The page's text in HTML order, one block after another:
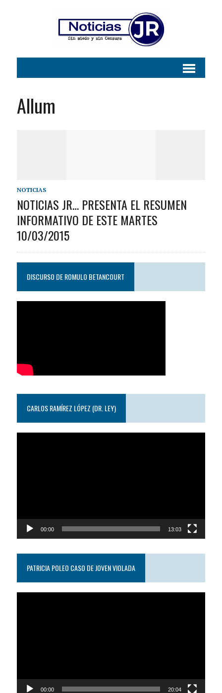
Allum
NOTICIAS
NOTICIAS JR… PRESENTA EL RESUMEN
INFORMATIVO DE ESTE MARTES
10/03/2015
DISCURSO DE ROMULO BETANCOURT
CARLOS RAMÍREZ LÓPEZ (DR. LEY)
00:00 13:03
PATRICIA POLEO CASO DE JOVEN VIOLADA
00:00 20:04